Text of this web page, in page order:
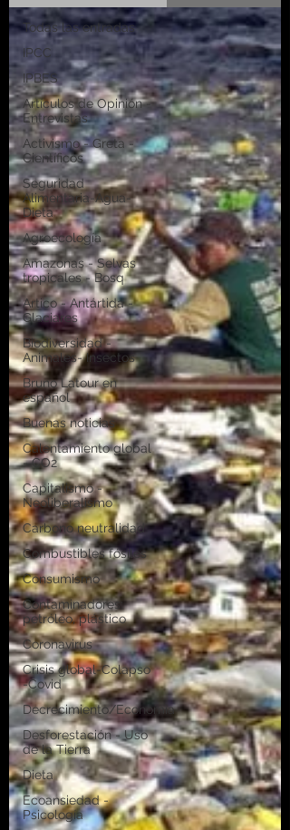
Todas las entradas
IPCC
IPBES
Artículos de Opinión -
Entrevistas
Activismo - Greta -
Científicos
Seguridad
Alimentaria-Agua-
Dieta
Agroecología
Amazonas - Selvas
tropicales - Bosq
Artico - Antártida -
Glaciares
Biodiversidad -
Animales- Insectos
Bruno Latour en
español
Buenas noticias
Calentamiento global
- CO2
Capitalismo -
Neoliberalismo
Carbono neutralidad
Combustibles fósiles
Consumismo
Contaminadores:
petróleo, plástico
Coronavirus
Crisis global-Colapso
-Covid
Decrecimiento/Economía
Desforestación - Uso
de la Tierra
Dieta
Ecoansiedad -
Psicología